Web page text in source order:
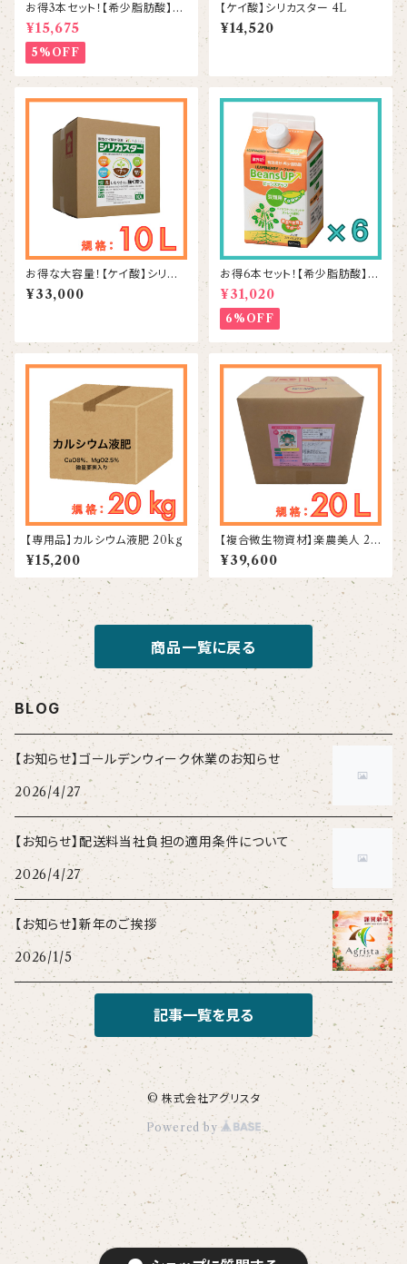
お得3本セット！【希少脂肪酸】リ
ーフエナジー 500mL×3本
¥15,675
5%OFF
【ケイ酸】シリカスター 4L
¥14,520
お得な大容量！【ケイ酸】シリカ
スター 10L
¥33,000
お得6本セット！【希少脂肪酸】ビ
ーンズアップ 500mL×6本
¥31,020
6%OFF
【専用品】カルシウム液肥 20kg
¥15,200
【複合微生物資材】楽農美人 20
L
¥39,600
商品一覧に戻る
BLOG
【お知らせ】ゴールデンウィーク休業のお知らせ
2026/4/27
【お知らせ】配送料当社負担の適用条件について
2026/4/27
【お知らせ】新年のご挨拶
2026/1/5
記事一覧を見る
© 株式会社アグリスタ
Powered by